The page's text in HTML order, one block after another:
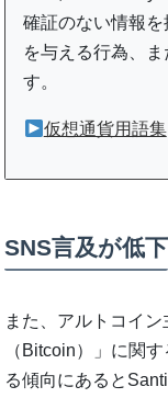
確証のない情報
を与える行為、
す。
仮想通貨用語集
SNS言及が低下
また、アルトコイ
（Bitcoin）」に関
る傾向にあると